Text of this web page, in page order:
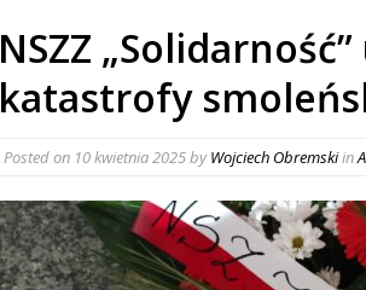
NSZZ
katastrofy
Posted on 10 kwietnia 2025byWojciech Obremskiin